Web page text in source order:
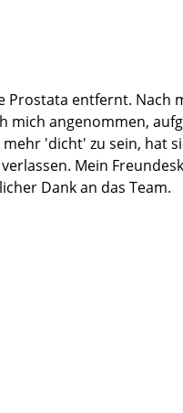
Prostata entfernt.
mich angenommen,
'dicht' zu sein, hat
Mein
Dank an das Team.